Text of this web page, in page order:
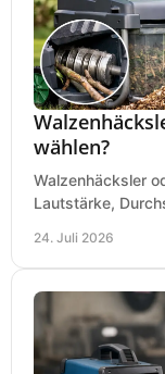
wählen?
Walzenhäcksler
Lautstärke,
24. Juli 2026